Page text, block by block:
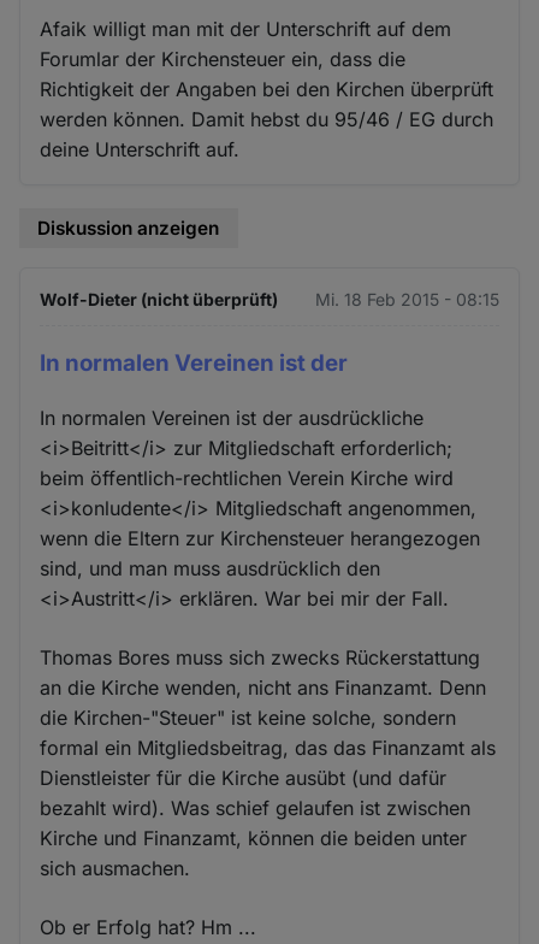
Afaik willigt man mit der Unterschrift auf dem
Forumlar der Kirchensteuer ein, dass die
Richtigkeit der Angaben bei den Kirchen überprüft
werden können. Damit hebst du 95/46 / EG durch
deine Unterschrift auf.
Diskussion anzeigen
Wolf-Dieter (nicht überprüft) Mi. 18 Feb 2015 - 08:15
In normalen Vereinen ist der
In normalen Vereinen ist der ausdrückliche
<i>Beitritt</i> zur Mitgliedschaft erforderlich;
beim öffentlich-rechtlichen Verein Kirche wird
<i>konludente</i> Mitgliedschaft angenommen,
wenn die Eltern zur Kirchensteuer herangezogen
sind, und man muss ausdrücklich den
<i>Austritt</i> erklären. War bei mir der Fall.
Thomas Bores muss sich zwecks Rückerstattung
an die Kirche wenden, nicht ans Finanzamt. Denn
die Kirchen-"Steuer" ist keine solche, sondern
formal ein Mitgliedsbeitrag, das das Finanzamt als
Dienstleister für die Kirche ausübt (und dafür
bezahlt wird). Was schief gelaufen ist zwischen
Kirche und Finanzamt, können die beiden unter
sich ausmachen.
Ob er Erfolg hat? Hm ...